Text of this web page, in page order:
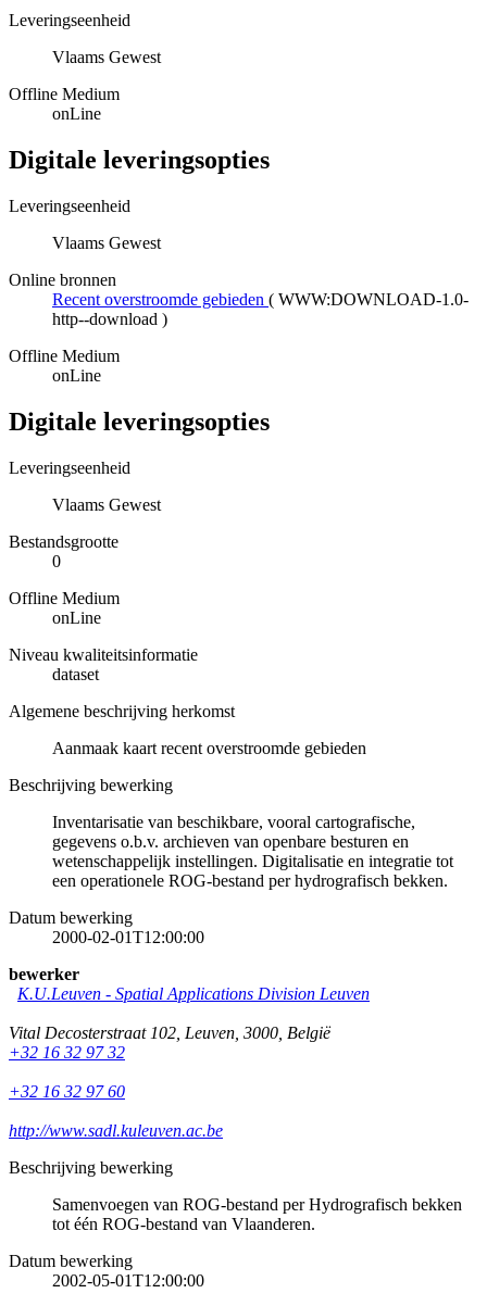
Leveringseenheid
Vlaams Gewest
Offline Medium
onLine
Digitale leveringsopties
Leveringseenheid
Vlaams Gewest
Online bronnen
Recent overstroomde gebieden ( WWW:DOWNLOAD-1.0-
http--download )
Offline Medium
onLine
Digitale leveringsopties
Leveringseenheid
Vlaams Gewest
Bestandsgrootte
0
Offline Medium
onLine
Niveau kwaliteitsinformatie
dataset
Algemene beschrijving herkomst
Aanmaak kaart recent overstroomde gebieden
Beschrijving bewerking
Inventarisatie van beschikbare, vooral cartografische,
gegevens o.b.v. archieven van openbare besturen en
wetenschappelijk instellingen. Digitalisatie en integratie tot
een operationele ROG-bestand per hydrografisch bekken.
Datum bewerking
2000-02-01T12:00:00
bewerker
K.U.Leuven - Spatial Applications Division Leuven
Vital Decosterstraat 102 Leuven 3000 België
+32 16 32 97 32
+32 16 32 97 60
http://www.sadl.kuleuven.ac.be
Beschrijving bewerking
Samenvoegen van ROG-bestand per Hydrografisch bekken
tot één ROG-bestand van Vlaanderen.
Datum bewerking
2002-05-01T12:00:00